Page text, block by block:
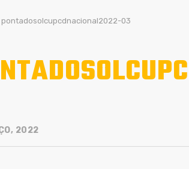
pontadosolcupcdnacional2022-03
2022